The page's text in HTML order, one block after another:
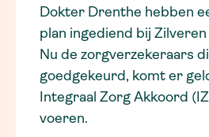
Dokter Drenthe hebben
plan ingediend bij
Nu de zorgverzekeraars
goedgekeurd, komt er
Integraal Zorg Akkoord
voeren.